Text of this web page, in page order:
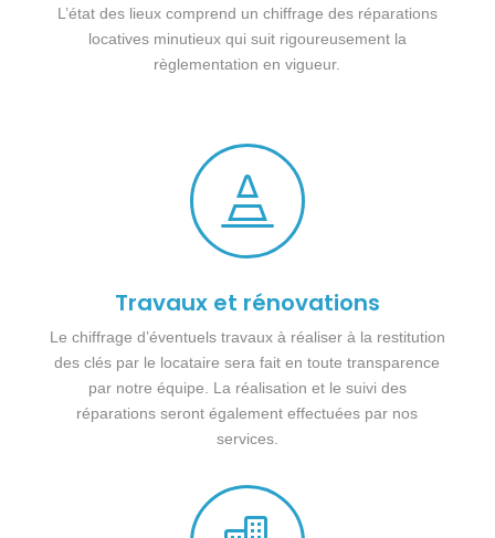
L’état des lieux comprend un chiffrage des réparations
locatives minutieux qui suit rigoureusement la
règlementation en vigueur.

Travaux et rénovations
Le chiffrage d’éventuels travaux à réaliser à la restitution
des clés par le locataire sera fait en toute transparence
par notre équipe. La réalisation et le suivi des
réparations seront également effectuées par nos
services.